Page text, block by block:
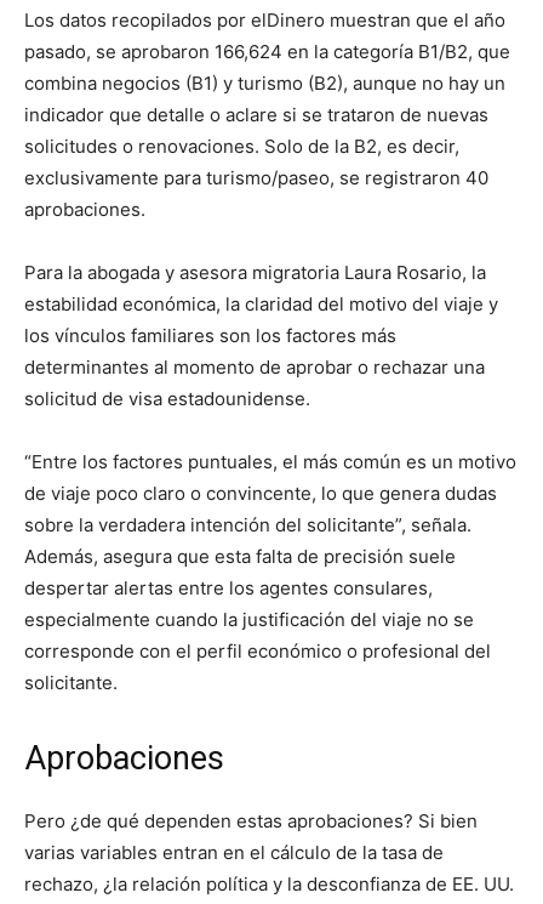
Los datos recopilados por elDinero muestran que el año
pasado, se aprobaron 166,624 en la categoría B1/B2, que
combina negocios (B1) y turismo (B2), aunque no hay un
indicador que detalle o aclare si se trataron de nuevas
solicitudes o renovaciones. Solo de la B2, es decir,
exclusivamente para turismo/paseo, se registraron 40
aprobaciones.
Para la abogada y asesora migratoria Laura Rosario, la
estabilidad económica, la claridad del motivo del viaje y
los vínculos familiares son los factores más
determinantes al momento de aprobar o rechazar una
solicitud de visa estadounidense.
“Entre los factores puntuales, el más común es un motivo
de viaje poco claro o convincente, lo que genera dudas
sobre la verdadera intención del solicitante”, señala.
Además, asegura que esta falta de precisión suele
despertar alertas entre los agentes consulares,
especialmente cuando la justificación del viaje no se
corresponde con el perfil económico o profesional del
solicitante.
Aprobaciones
Pero ¿de qué dependen estas aprobaciones? Si bien
varias variables entran en el cálculo de la tasa de
rechazo, ¿la relación política y la desconfianza de EE. UU.